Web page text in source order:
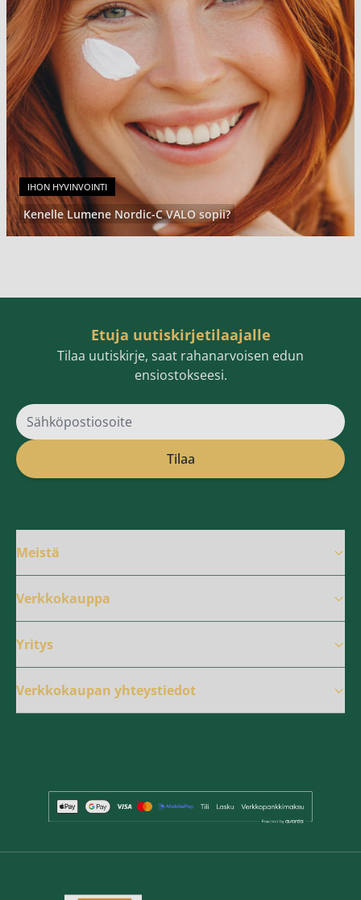
IHON HYVINVOINTI
Kenelle Lumene Nordic-C VALO sopii?
Etuja uutiskirjetilaajalle
Tilaa uutiskirje, saat rahanarvoisen edun
ensiostokseesi.
Sähköpostiosoite
Tilaa
Meistä
Verkkokauppa
Yritys
Verkkokaupan yhteystiedot